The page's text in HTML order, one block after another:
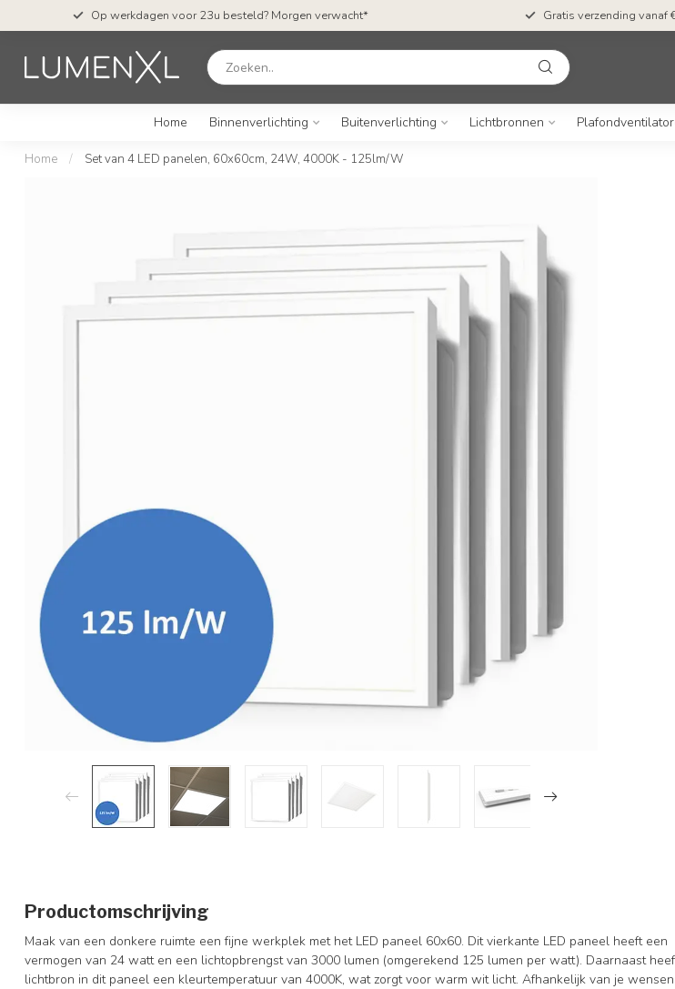
Op werkdagen voor 23u besteld? Morgen verwacht* Gratis verzending vanaf
Home Binnenverlichting Buitenverlichting Lichtbronnen
Home / Set van 4 LED panelen, 60x60cm, 24W, 4000K - 125lm/W
Productomschrijving
Maak van een donkere ruimte een fijne werkplek met het LED paneel 60x60. Dit vierkante LED paneel heeft een
vermogen van 24 watt en een lichtopbrengst van 3000 lumen (omgerekend 125 lumen per watt). Daarnaast
lichtbron in dit paneel een kleurtemperatuur van 4000K, wat zorgt voor warm wit licht. Afhankelijk van je wensen